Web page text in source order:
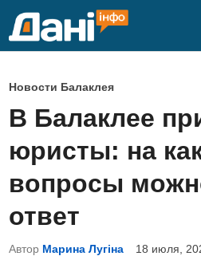
О
п
у
б
л
и
к
о
Новости Балаклея
В Балаклее
юристы: на
вопросы
ответ
Автор Марина Лугіна 18 июля,